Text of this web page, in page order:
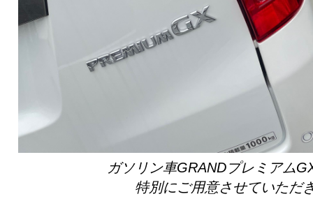
ガソリン車GRANDプレミアム
特別にご用意させていただ